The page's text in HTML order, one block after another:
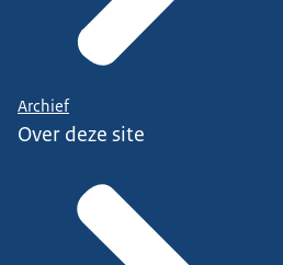
Archief
Over deze site